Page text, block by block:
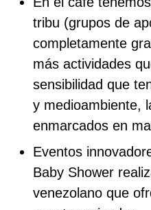
tribu (grupos de
completamente
más actividades
sensibilidad que
y medioambiente,
enmarcados en
Eventos
Baby Shower
venezolano que